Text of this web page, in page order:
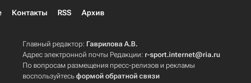
Контакты RSS Архив
Главный редактор: Гаврилова А.В.
Адрес электронной почты Редакции: r-sport.internet@ria.ru
По вопросам размещения пресс-релизов и рекламы
воспользуйтесьформой обратной связи